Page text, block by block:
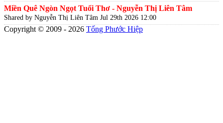
Miền Quê Ngòn Ngọt Tuổi Thơ - Nguyễn Thị Liên Tâm
Shared by Nguyễn Thị Liên Tâm Jul 29th 2026 12:00
Copyright © 2009 - 2026 Tống Phước Hiệp